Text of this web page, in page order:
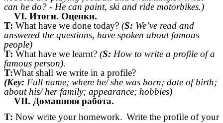
can he do? - He can paint, ski and ride motorbikes.)
VI. Итоги. Оценки.
T: What have we done today? (S: We’ve read and
answered the questions, have spoken about famous
people)
T: What have we learnt? (S: How to write a profile of a
famous person).
T:What shall we write in a profile?
(Key: Full name; where he/ she was born; date of birth;
about his/ her family; appearance; hobbies)
VII. Домашняя работа.
T: Now write your homework. Write the profile of your